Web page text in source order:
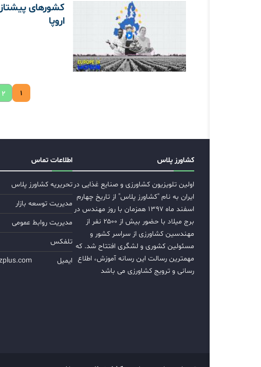
کشورهای
اروپا
۱ ۲
کشاورز پلاس
اولین تلویزیون کشاورزی و صنایع غذایی در
ایران به نام "کشاورز پلاس" از تاریخ چهارم
اسفند ماه ۱۳۹۷ همزمان با روز مهندس در
برج میلاد با حضور بیش از ۲۵۰۰ نفر از
مهندسین کشاورزی از سراسر کشور و
مسئولین کشوری و لشگری افتتاح شد. که
مهمترین رسالت این رسانه آموزش، اطلاع
رسانی و ترویج کشاورزی می باشد
اطلاعات تماس
تحریریه کشاورز پلاس
مدیریت توسعه بازار
مدیریت روابط عمومی
تلفکس
ایمیل